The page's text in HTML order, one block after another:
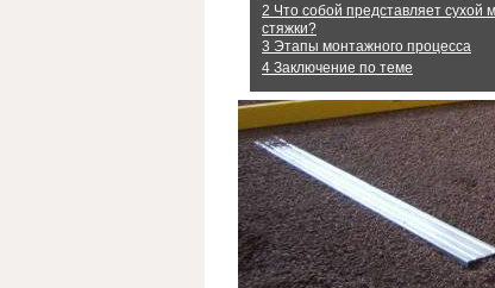
2 Что собой представляет сухой
стяжки?
3 Этапы монтажного процесса
4 Заключение по теме